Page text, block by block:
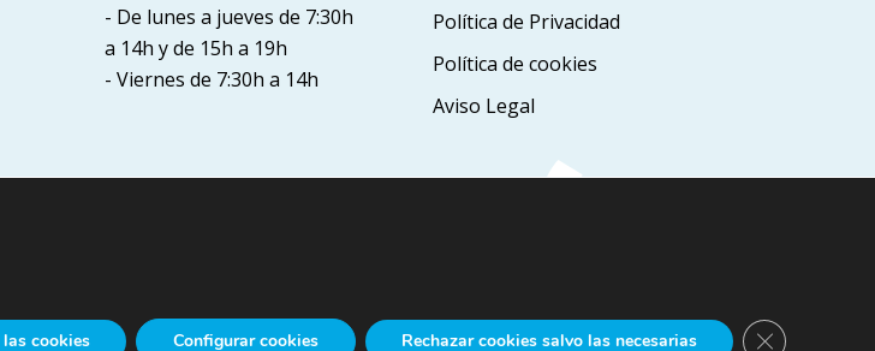
- De lunes a jueves de 7:30h
a 14h y de 15h a 19h
- Viernes de 7:30h a 14h
Política de Privacidad
Política de cookies
Aviso Legal
cookies Rechazar cookies salvo las necesarias
Configurar cookies Cerrar el